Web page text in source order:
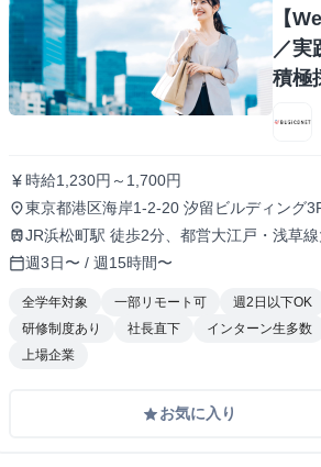
【
／実
積極
currency_yen時給1,230円～1,700円
place東京都港区海岸1-2-20 汐留ビルディング
trainJR浜松町駅 徒歩2分、都営大江戸・浅草
calendar_today週3日〜 / 週15時間〜
全学年対象 一部リモート可 週2日以下OK
研修制度あり
社長直下 インターン生多数
上場企業
gradeお気に入り